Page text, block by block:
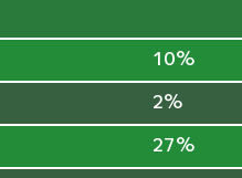
10%
2%
27%